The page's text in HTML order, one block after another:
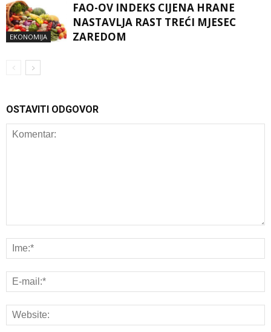
EKONOMIJA
FAO-OV INDEKS CIJENA HRANE
NASTAVLJA RAST TREĆI MJESEC
ZAREDOM
OSTAVITI ODGOVOR